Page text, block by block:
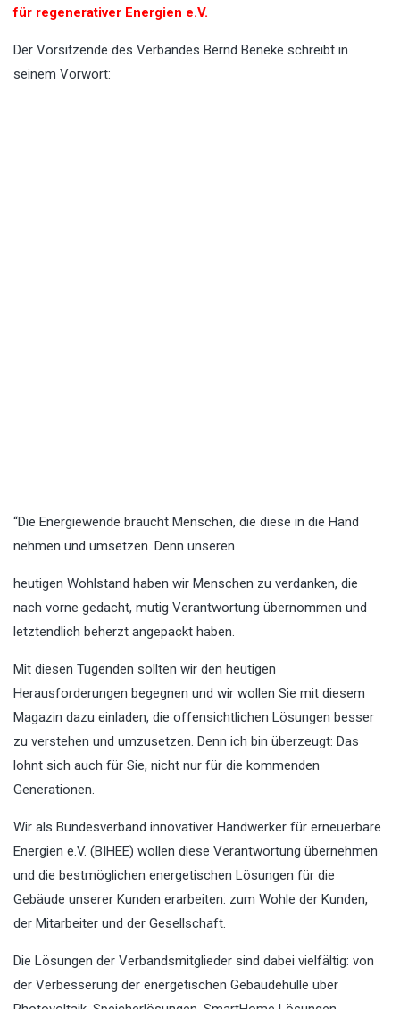
für regenerativer Energien e.V.
Der Vorsitzende des Verbandes Bernd Beneke schreibt in
seinem Vorwort:
“Die Energiewende braucht Menschen, die diese in die Hand
nehmen und umsetzen. Denn unseren
heutigen Wohlstand haben wir Menschen zu verdanken, die
nach vorne gedacht, mutig Verantwortung übernommen und
letztendlich beherzt angepackt haben.
Mit diesen Tugenden sollten wir den heutigen
Herausforderungen begegnen und wir wollen Sie mit diesem
Magazin dazu einladen, die offensichtlichen Lösungen besser
zu verstehen und umzusetzen. Denn ich bin überzeugt: Das
lohnt sich auch für Sie, nicht nur für die kommenden
Generationen.
Wir als Bundesverband innovativer Handwerker für erneuerbare
Energien e.V. (BIHEE) wollen diese Verantwortung übernehmen
und die bestmöglichen energetischen Lösungen für die
Gebäude unserer Kunden erarbeiten: zum Wohle der Kunden,
der Mitarbeiter und der Gesellschaft.
Die Lösungen der Verbandsmitglieder sind dabei vielfältig: von
der Verbesserung der energetischen Gebäudehülle über